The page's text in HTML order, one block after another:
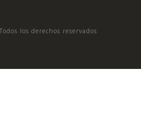
los derechos reservados